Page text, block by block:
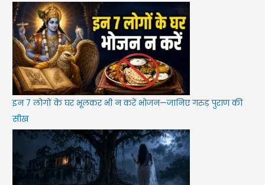
इन 7 लोगों के घर भूलकर भी न करें भोजन—जानिए गरुड़ पुराण की
सीख